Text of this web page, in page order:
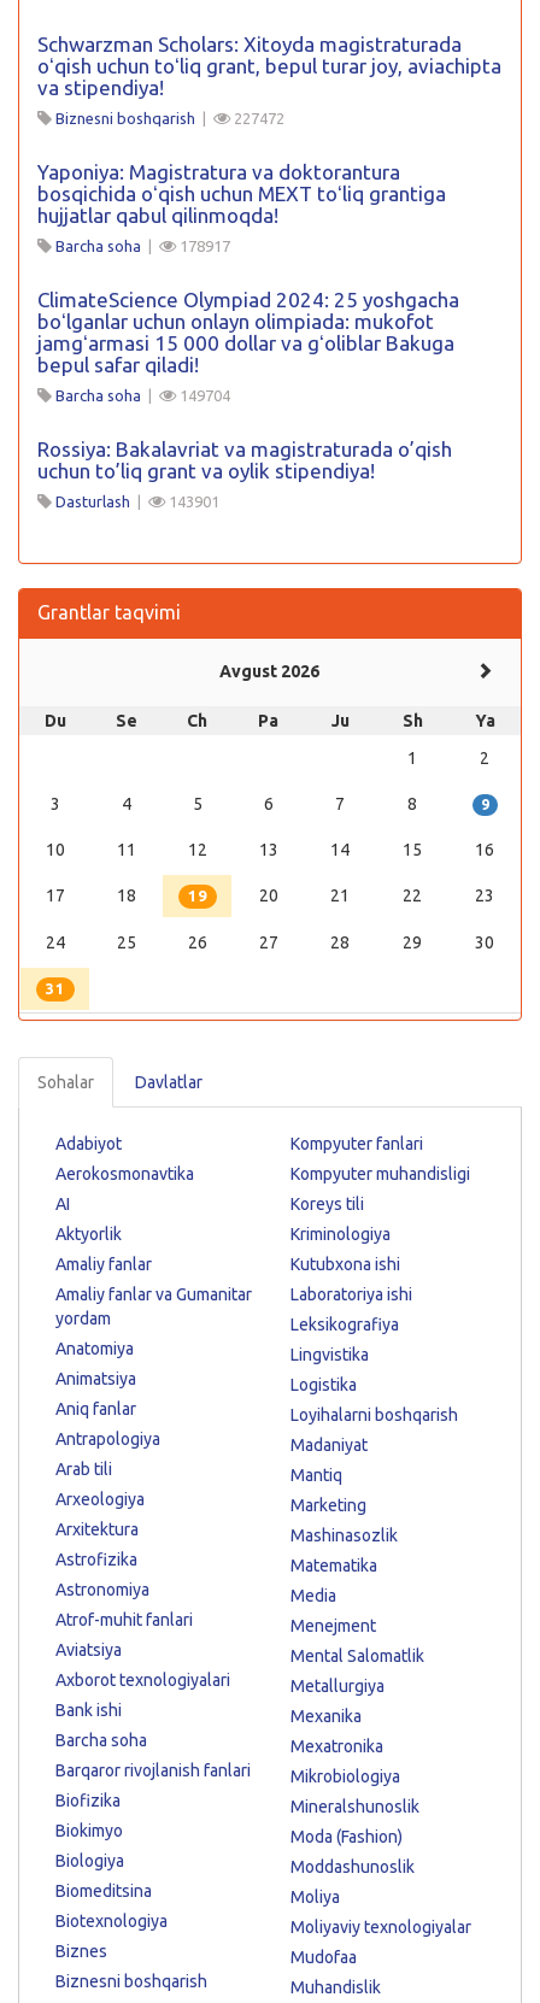
Schwarzman Scholars: Xitoyda magistraturada
oʻqish uchun toʻliq grant, bepul turar joy, aviachipta
va stipendiya!
Biznesni boshqarish | 227472
Yaponiya: Magistratura va doktorantura
bosqichida oʻqish uchun MEXT toʻliq grantiga
hujjatlar qabul qilinmoqda!
Barcha soha | 178917
ClimateScience Olympiad 2024: 25 yoshgacha
boʻlganlar uchun onlayn olimpiada: mukofot
jamgʻarmasi 15 000 dollar va gʻoliblar Bakuga
bepul safar qiladi!
Barcha soha | 149704
Rossiya: Bakalavriat va magistraturada o’qish
uchun to’liq grant va oylik stipendiya!
Dasturlash | 143901
Grantlar taqvimi
Avgust 2026
Du Se Ch Pa Ju Sh
Ya
1
2
3 4 5 6 7 8 9
10 11 12 13 14 15 16
17 18 19 20 21 22 23
24 25 26 27 28 29 30
31
Sohalar Davlatlar
Adabiyot
Aerokosmonavtika
AI
Aktyorlik
Amaliy fanlar
Amaliy fanlar va Gumanitar
yordam
Anatomiya
Animatsiya
Aniq fanlar
Antrapologiya
Arab tili
Arxeologiya
Arxitektura
Astrofizika
Astronomiya
Atrof-muhit fanlari
Aviatsiya
Axborot texnologiyalari
Bank ishi
Barcha soha
Barqaror rivojlanish fanlari
Biofizika
Biokimyo
Biologiya
Biomeditsina
Biotexnologiya
Biznes
Biznesni boshqarish
Kompyuter fanlari
Kompyuter muhandisligi
Koreys tili
Kriminologiya
Kutubxona ishi
Laboratoriya ishi
Leksikografiya
Lingvistika
Logistika
Loyihalarni boshqarish
Madaniyat
Mantiq
Marketing
Mashinasozlik
Matematika
Media
Menejment
Mental Salomatlik
Metallurgiya
Mexanika
Mexatronika
Mikrobiologiya
Mineralshunoslik
Moda (Fashion)
Moddashunoslik
Moliya
Moliyaviy texnologiyalar
Mudofaa
Muhandislik